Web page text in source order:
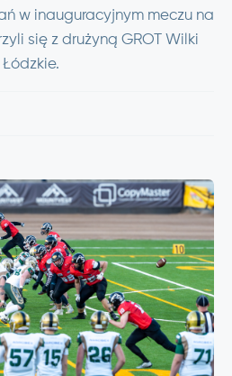
w inauguracyjnym meczu na
się z drużyną GROT Wilki
Łódzkie.